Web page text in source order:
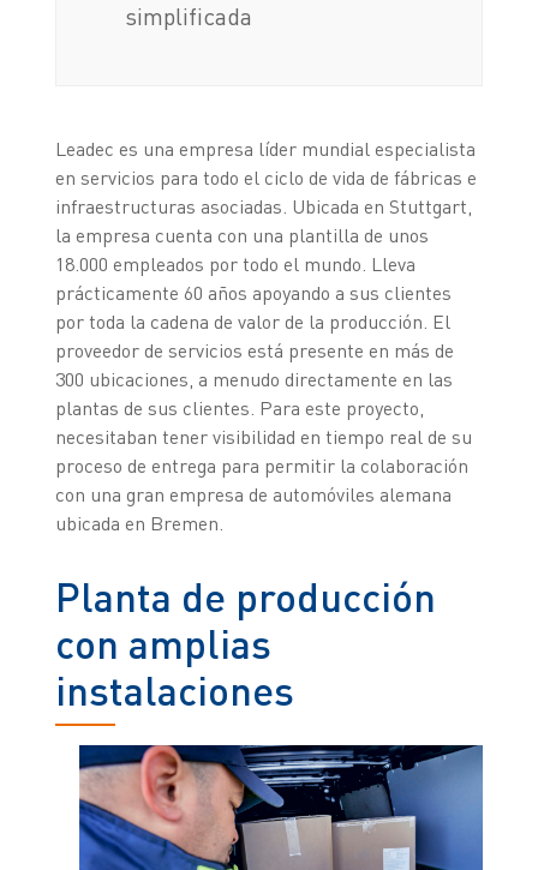
simplificada
Leadec es una empresa líder mundial especialista
en servicios para todo el ciclo de vida de fábricas e
infraestructuras asociadas. Ubicada en Stuttgart,
la empresa cuenta con una plantilla de unos
18.000 empleados por todo el mundo. Lleva
prácticamente 60 años apoyando a sus clientes
por toda la cadena de valor de la producción. El
proveedor de servicios está presente en más de
300 ubicaciones, a menudo directamente en las
plantas de sus clientes. Para este proyecto,
necesitaban tener visibilidad en tiempo real de su
proceso de entrega para permitir la colaboración
con una gran empresa de automóviles alemana
ubicada en Bremen.
Planta de producción
con amplias
instalaciones